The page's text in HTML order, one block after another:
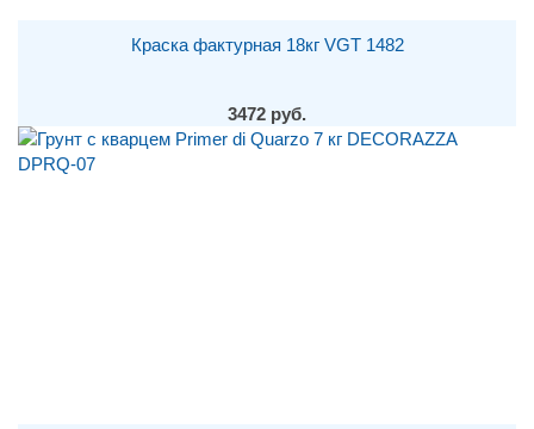
Краска фактурная 18кг VGT 1482
3472 руб.